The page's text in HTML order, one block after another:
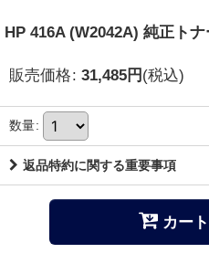
HP 416A (W2042A) 純正ト
販売価格: 31,485円 (税込)
数量:
返品特約に関する重要事項
カー